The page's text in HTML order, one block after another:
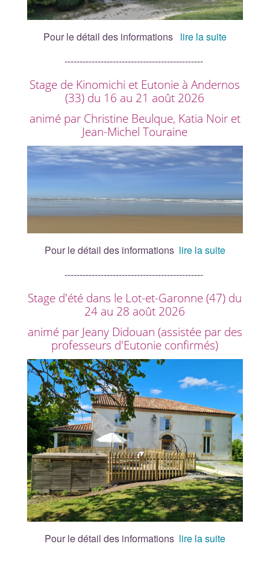
Pour le détail des informations lire la suite
----------------------------------------------
Stage de Kinomichi et Eutonie à Andernos
(33) du 16 au 21 août 2026
animé par Christine Beulque, Katia Noir et
Jean-Michel Touraine
Pour le détail des informations lire la suite
----------------------------------------------
Stage d'été dans le Lot-et-Garonne (47) du
24 au 28 août 2026
animé par Jeany Didouan (assistée par des
professeurs d'Eutonie confirmés)
Pour le détail des informations lire la suite